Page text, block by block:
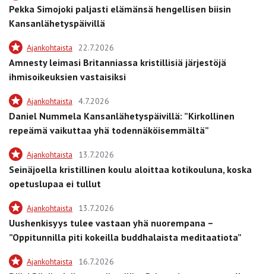
Pekka Simojoki paljasti elämänsä hengellisen biisin
Kansanlähetyspäivillä
Ajankohtaista 22.7.2026
Amnesty leimasi Britanniassa kristillisiä järjestöjä
ihmisoikeuksien vastaisiksi
Ajankohtaista 4.7.2026
Daniel Nummela Kansanlähetyspäivillä: ”Kirkollinen
repeämä vaikuttaa yhä todennäköisemmältä”
Ajankohtaista 13.7.2026
Seinäjoella kristillinen koulu aloittaa kotikouluna, koska
opetuslupaa ei tullut
Ajankohtaista 13.7.2026
Uushenkisyys tulee vastaan yhä nuorempana –
”Oppitunnilla piti kokeilla buddhalaista meditaatiota”
Ajankohtaista 16.7.2026